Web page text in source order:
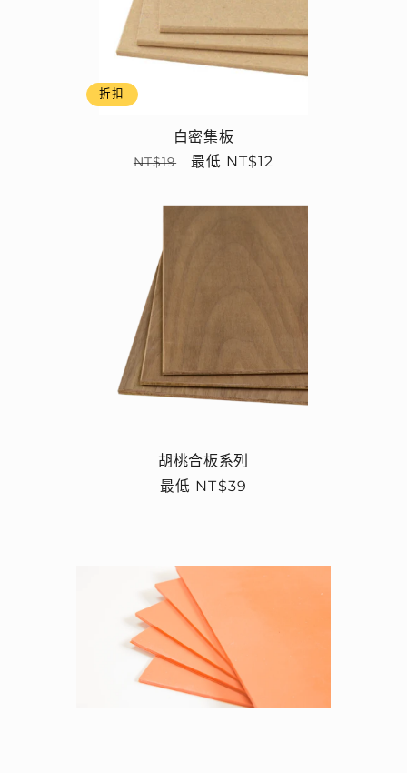
折扣
白密集板
定
NT$19
售
最低 NT$12
胡桃合板系列
定
最低 NT$39